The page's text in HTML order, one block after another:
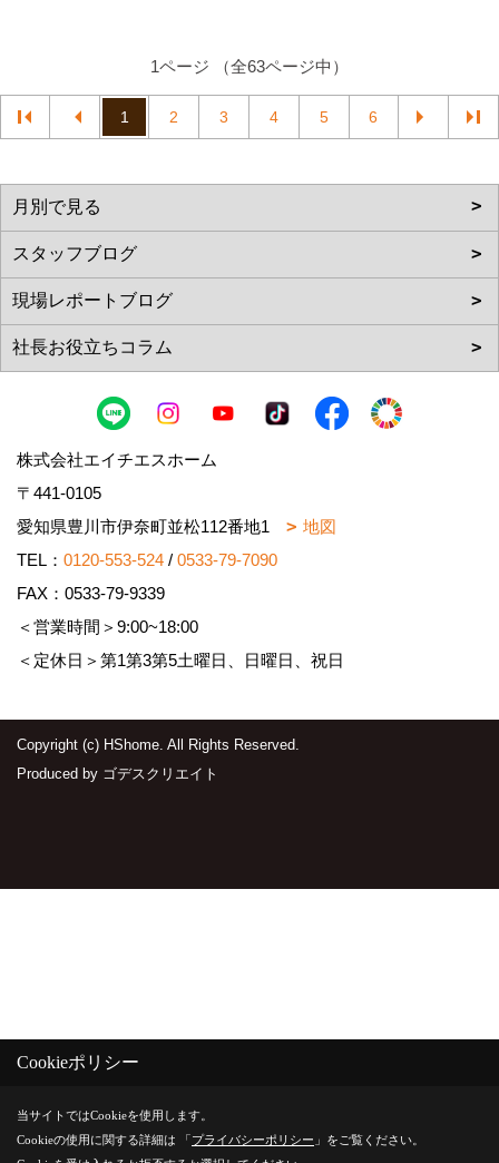
1ページ （全63ページ中）
1 2 3 4 5 6
株式会社エイチエスホーム
〒441-0105
愛知県豊川市伊奈町並松112番地1
地図
TEL： 0120-553-524 / 0533-79-7090
FAX：0533-79-9339
＜営業時間＞9:00~18:00
＜定休日＞第1第3第5土曜日、日曜日、祝日
Copyright (c) HShome. All Rights Reserved.
Produced by ゴデスクリエイト
Cookieポリシー
当サイトではCookieを使用します。
Cookieの使用に関する詳細は 「プライバシーポリシー 」をご覧ください。